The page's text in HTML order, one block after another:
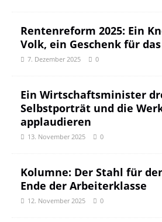
Rentenreform 2025: Ein
Volk, ein Geschenk für
7. Dezember 2025 0
Ein Wirtschaftsminister
Selbstporträt und die
applaudieren
13. November 2025 0
Kolumne: Der Stahl für
Ende der Arbeiterklasse
12. November 2025 0